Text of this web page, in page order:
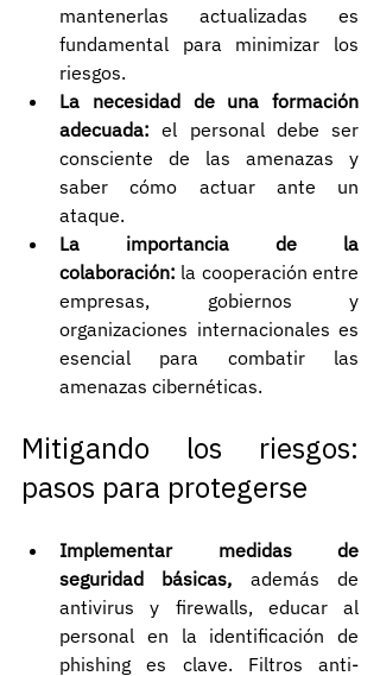
mantenerlas actualizadas es
fundamental para minimizar los
riesgos.
La necesidad de una formación
adecuada: el personal debe ser
consciente de las amenazas y
saber cómo actuar ante un
ataque.
La importancia de la
colaboración: la cooperación entre
empresas, gobiernos y
organizaciones internacionales es
esencial para combatir las
amenazas cibernéticas.
Mitigando los riesgos:
pasos para protegerse
Implementar medidas de
seguridad básicas, además de
antivirus y firewalls, educar al
personal en la identificación de
phishing es clave. Filtros anti-